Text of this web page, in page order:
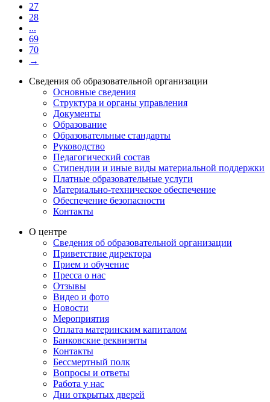
27
28
...
69
70
→
Сведения об образовательной организации
Основные сведения
Структура и органы управления
Документы
Образование
Образовательные стандарты
Руководство
Педагогический состав
Стипендии и иные виды материальной поддержки
Платные образовательные услуги
Материально-техническое обеспечение
Обеспечение безопасности
Контакты
О центре
Сведения об образовательной организации
Приветствие директора
Прием и обучение
Пресса о нас
Отзывы
Видео и фото
Новости
Мероприятия
Оплата материнским капиталом
Банковские реквизиты
Контакты
Бессмертный полк
Вопросы и ответы
Работа у нас
Дни открытых дверей